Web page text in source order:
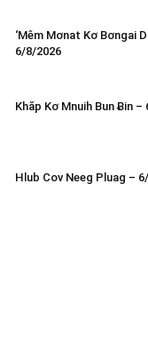
‘Mêm Mơnat Kơ Bơngai
6/8/2026
Khăp Kơ Mnuih Bun Ƀin –
Hlub Cov Neeg Pluag –